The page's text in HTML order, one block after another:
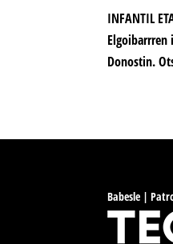
INFANTIL
Donostin.
Babesle |